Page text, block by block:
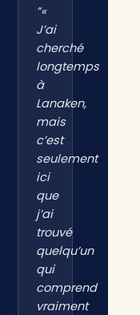
“«
J’ai
cherché
longtemps
à
Lanaken,
mais
c’est
seulement
ici
que
j’ai
trouvé
quelqu’un
qui
comprend
vraiment